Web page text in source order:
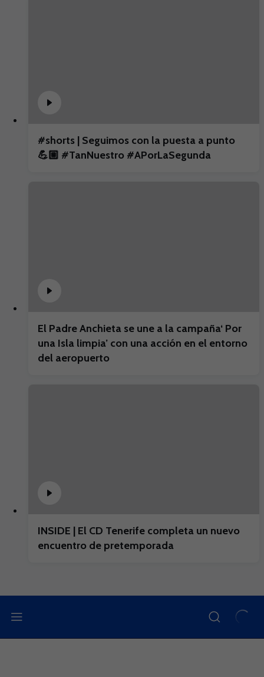
#shorts | Seguimos con la puesta a punto
💪🏼 #TanNuestro #APorLaSegunda
El Padre Anchieta se une a la campaña‘ Por
una Isla limpia’ con una acción en el entorno
del aeropuerto
INSIDE | El CD Tenerife completa un nuevo
encuentro de pretemporada